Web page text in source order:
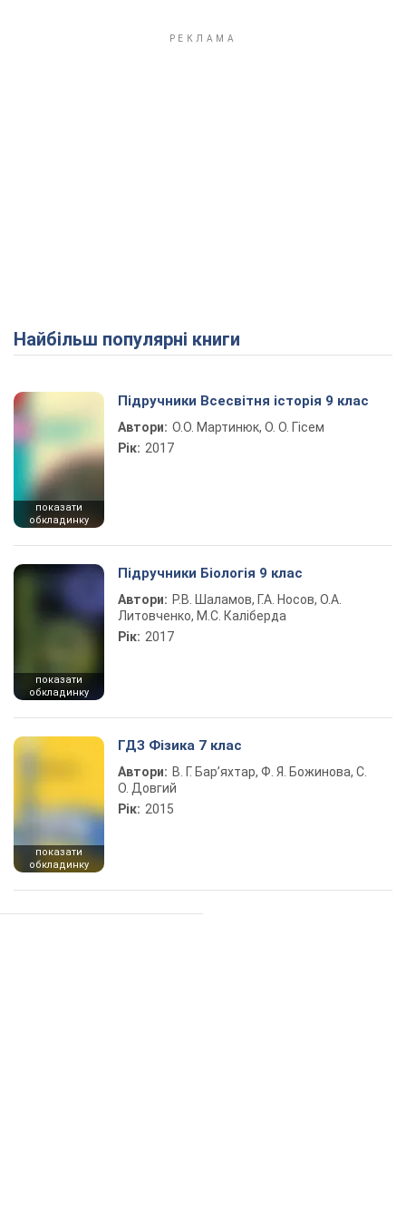
Найбільш популярні книги
показати
обкладинку
Підручники Всесвітня історія 9 клас
Автори: О.О. Мартинюк, О. О. Гісем
Рік: 2017
показати
обкладинку
Підручники Біологія 9 клас
Автори: Р.В. Шаламов, Г.А. Носов, О.А.
Литовченко, М.С. Каліберда
Рік: 2017
показати
обкладинку
ГДЗ Фізика 7 клас
Автори: В. Г. Бар’яхтар, Ф. Я. Божинова, С.
О. Довгий
Рік: 2015